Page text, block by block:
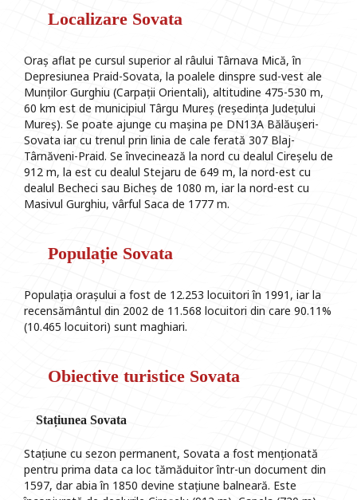
Localizare Sovata
Oraș aflat pe cursul superior al râului Târnava Mică, în
Depresiunea Praid-Sovata, la poalele dinspre sud-vest ale
Munților Gurghiu (Carpații Orientali), altitudine 475-530 m,
60 km est de municipiul Târgu Mureș (reședința Județului
Mureș). Se poate ajunge cu mașina pe DN13A Bălăușeri-
Sovata iar cu trenul prin linia de cale ferată 307 Blaj-
Târnăveni-Praid. Se învecinează la nord cu dealul Cireșelu de
912 m, la est cu dealul Stejaru de 649 m, la nord-est cu
dealul Becheci sau Bicheș de 1080 m, iar la nord-est cu
Masivul Gurghiu, vârful Saca de 1777 m.
Populație Sovata
Populația orașului a fost de 12.253 locuitori în 1991, iar la
recensământul din 2002 de 11.568 locuitori din care 90.11%
(10.465 locuitori) sunt maghiari.
Obiective turistice Sovata
Stațiunea Sovata
Stațiune cu sezon permanent, Sovata a fost menționată
pentru prima data ca loc tămăduitor într-un document din
1597, dar abia în 1850 devine stațiune balneară. Este